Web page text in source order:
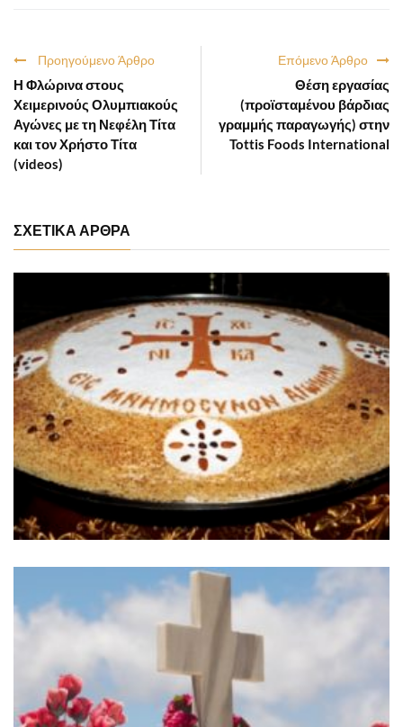
Επόμενο Άρθρο
Θέση εργασίας
(προϊσταμένου βάρδιας
γραμμής παραγωγής) στην
Tottis Foods International
Προηγούμενο Άρθρο
Η Φλώρινα στους
Χειμερινούς Ολυμπιακούς
Αγώνες με τη Νεφέλη Τίτα
και τον Χρήστο Τίτα
(videos)
ΣΧΕΤΙΚΑ ΑΡΘΡΑ